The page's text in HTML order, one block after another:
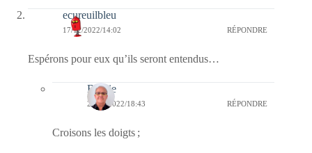
ecureuilbleu
17/12/2022/14:02 RÉPONDRE
Espérons pour eux qu’ils seront entendus…
Bernie
28/12/2022/18:43 RÉPONDRE
Croisons les doigts ;